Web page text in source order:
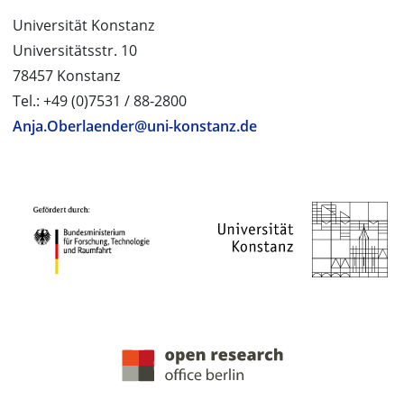
Universität Konstanz
Universitätsstr. 10
78457 Konstanz
Tel.: +49 (0)7531 / 88-2800
Anja.Oberlaender@uni-konstanz.de